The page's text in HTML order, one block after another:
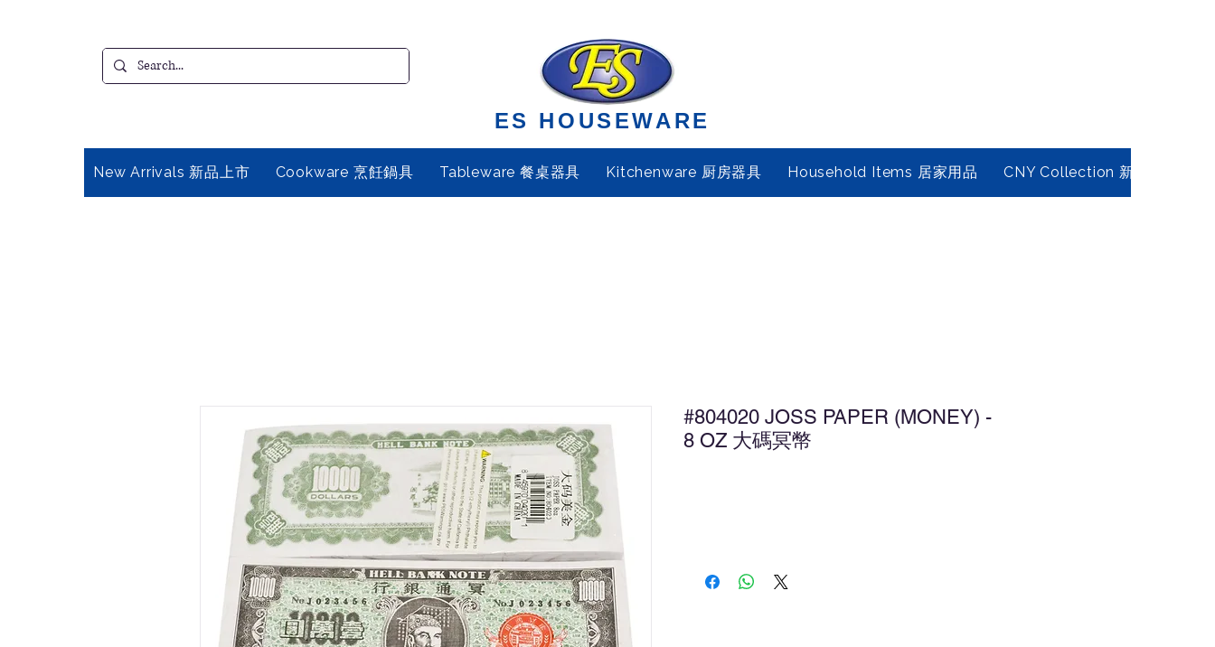
ES HOUSEWARE
New Arrivals 新品上市 Cookware 烹飪鍋具 Tableware 餐桌器具 Kitchenware 厨房器具 Household Items 居家用品 CNY Collection 新春年貨
#804020 JOSS PAPER (MONEY) -
8 OZ 大碼冥幣